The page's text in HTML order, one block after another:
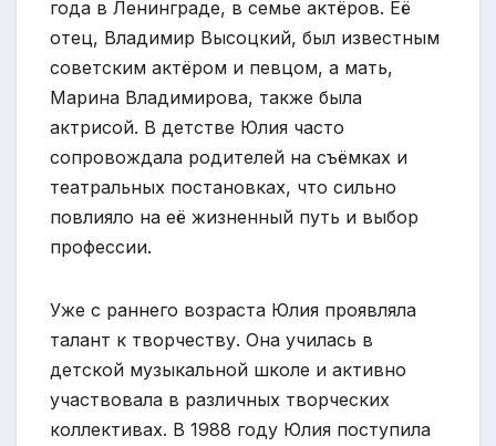
года в Ленинграде, в семье актёров. Её
отец, Владимир Высоцкий, был известным
советским актёром и певцом, а мать,
Марина Владимирова, также была
актрисой. В детстве Юлия часто
сопровождала родителей на съёмках и
театральных постановках, что сильно
повлияло на её жизненный путь и выбор
профессии.
Уже с раннего возраста Юлия проявляла
талант к творчеству. Она училась в
детской музыкальной школе и активно
участвовала в различных творческих
коллективах. В 1988 году Юлия поступила